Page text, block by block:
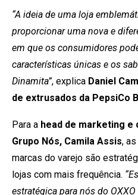
“A ideia de uma loja
proporcionar uma nova e
em que os consumidores
características únicas e os
Dinamita”, explica Daniel
de extrusados da PepsiCo
Para a head de marketing e
Grupo Nós, Camila Assis,
marcas do varejo são
lojas com mais frequência.
estratégica para nós do